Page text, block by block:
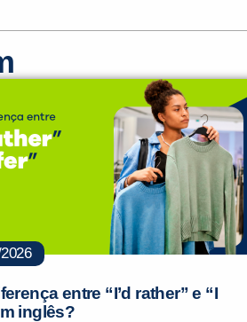
entre “I’d rather” e “I
inglês?